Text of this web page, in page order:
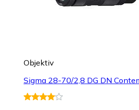
Objektiv
Sigma 28-70/2,8 DG DN